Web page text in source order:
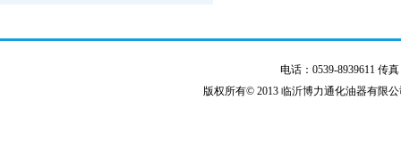
电话：0539-8939611 传
版权所有© 2013临沂博力通化油器有限